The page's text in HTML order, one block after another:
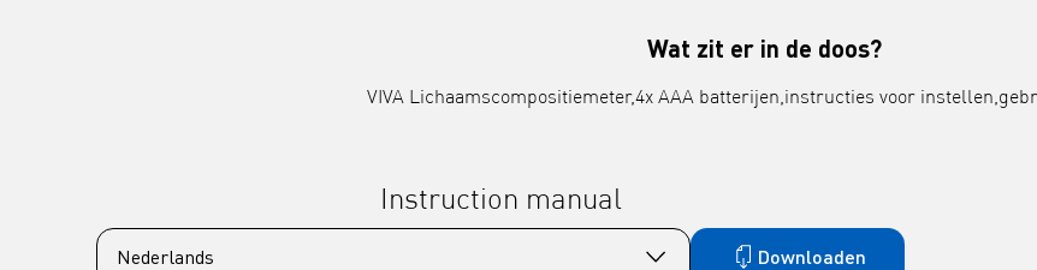
Wat zit er in de doos?
VIVA Lichaamscompositiemeter,4x AAA batterijen,instructies voor
Instruction manual
Downloaden